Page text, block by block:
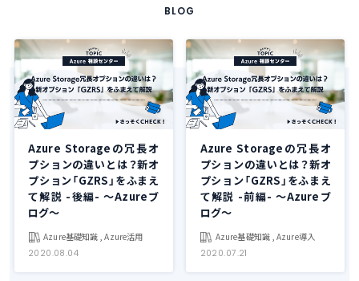
BLOG
Azure Storageの冗長オ
プションの違いとは？新オ
プション「GZRS」をふまえ
て解説 -後編- ～Azureブ
ログ～
Azure基礎知識 , Azure活用
2020.08.04
Azure Storageの冗長オ
プションの違いとは？新オ
プション「GZRS」をふまえ
て解説 -前編- ～Azureブ
ログ～
Azure基礎知識 , Azure導入
2020.07.21